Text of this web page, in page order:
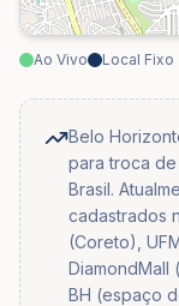
Ao Vivo Local Fixo
Belo
para troca
Brasil.
cadastrados
(Coreto),
BH (espaço